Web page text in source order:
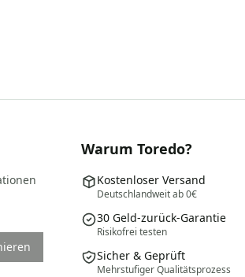
Warum Toredo?
Kostenloser Versand
Deutschlandweit ab 0€
30 Geld-zurück-Garantie
Risikofrei testen
Sicher & Geprüft
Mehrstufiger Qualitätsprozess